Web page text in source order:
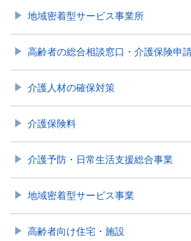
地域密着型サービス事業所
高齢者の総合相談窓口・介護保険申
介護人材の確保対策
介護保険料
介護予防・日常生活支援総合事業
地域密着型サービス事業
高齢者向け住宅・施設